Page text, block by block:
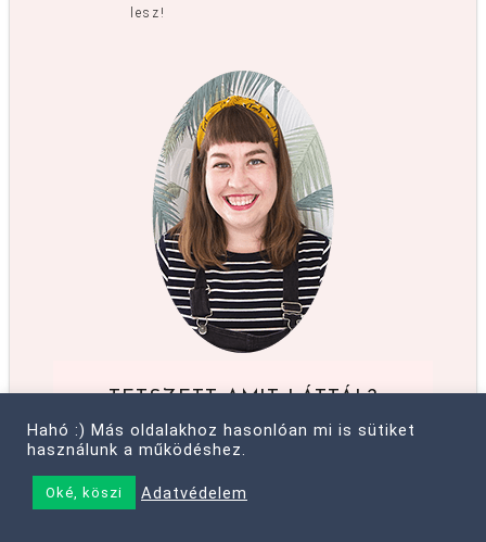
lesz!
TETSZETT AMIT LÁTTÁL?
Még több hasznos anyag boldogságról,
célokról, egy olyan életről, amit szeretsz
élni - e-mailen is.
Hahó :) Más oldalakhoz hasonlóan mi is sütiket
használunk a működéshez.
Oké, köszi Adatvédelem